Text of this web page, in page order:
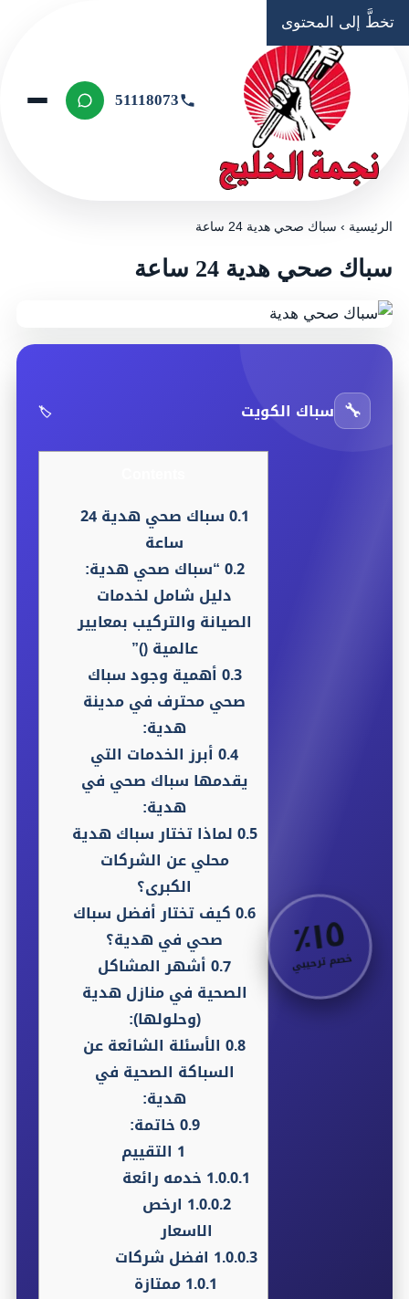
تخطَّ إلى المحتوى
51118073
الرئيسية ›سباك صحي هدية 24 ساعة
سباك صحي هدية 24 ساعة
🔧 سباك الكويت 🏷️
١٥
٪
خصم ترحيبي
0.1
سباك صحي هدية 24
ساعة
0.2“سباك صحي هدية:
دليل شامل لخدمات
الصيانة والتركيب بمعايير
عالمية ()”
0.3أهمية وجود سباك
صحي محترف في مدينة
هدية:
0.4أبرز الخدمات التي
يقدمها سباك صحي في
هدية:
0.5لماذا تختار سباك هدية
محلي عن الشركات
الكبرى؟
0.6كيف تختار أفضل سباك
صحي في هدية؟
0.7أشهر المشاكل
الصحية في منازل هدية
(وحلولها):
0.8الأسئلة الشائعة عن
السباكة الصحية في
هدية:
0.9خاتمة:
1 التقييم
1.0.0.1 خدمه رائعة
1.0.0.2 ارخص
الاسعار
1.0.0.3 افضل شركات
1.0.1ممتازة